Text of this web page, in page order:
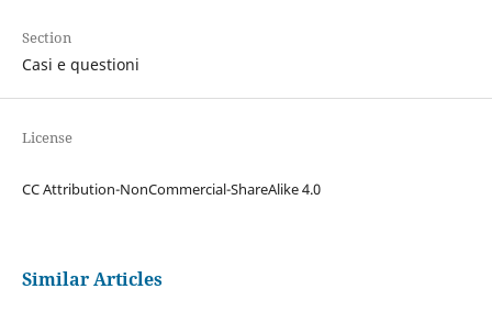
Section
Casi e questioni
License
CC Attribution-NonCommercial-ShareAlike 4.0
Similar Articles